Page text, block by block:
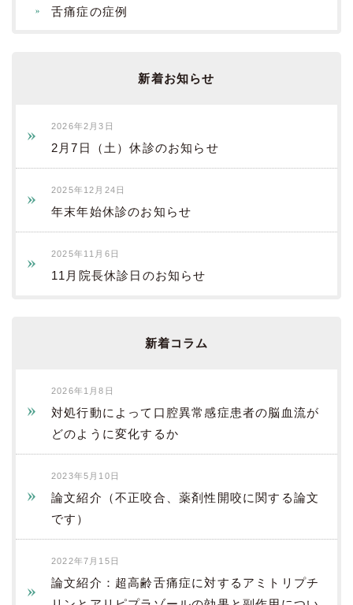
舌痛症の症例
新着お知らせ
2026年2月3日
2月7日（土）休診のお知らせ
2025年12月24日
年末年始休診のお知らせ
2025年11月6日
11月院長休診日のお知らせ
新着コラム
2026年1月8日
対処行動によって口腔異常感症患者の脳血流が
どのように変化するか
2023年5月10日
論文紹介（不正咬合、薬剤性開咬に関する論文
です）
2022年7月15日
論文紹介：超高齢舌痛症に対するアミトリプチ